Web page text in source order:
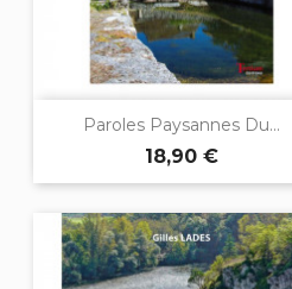
Paroles Paysannes Du...
18,90 €